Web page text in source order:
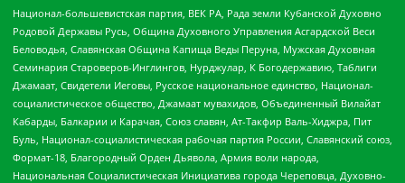
Национал-большевистская партия, ВЕК РА, Рада земли Кубанской Духовно
Родовой Державы Русь, Община Духовного Управления Асгардской Веси
Беловодья, Славянская Община Капища Веды Перуна, Мужская Духовная
Семинария Староверов-Инглингов, Нурджулар, К Богодержавию, Таблиги
Джамаат, Свидетели Иеговы, Русское национальное единство, Национал-
социалистическое общество, Джамаат мувахидов, Объединенный Вилайат
Кабарды, Балкарии и Карачая, Союз славян, Ат-Такфир Валь-Хиджра, Пит
Буль, Национал-социалистическая рабочая партия России, Славянский союз,
Формат-18, Благородный Орден Дьявола, Армия воли народа,
Национальная Социалистическая Инициатива города Череповца, Духовно-